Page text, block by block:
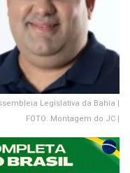
Legislativa da Bahia |
FOTO: Montagem do JC |